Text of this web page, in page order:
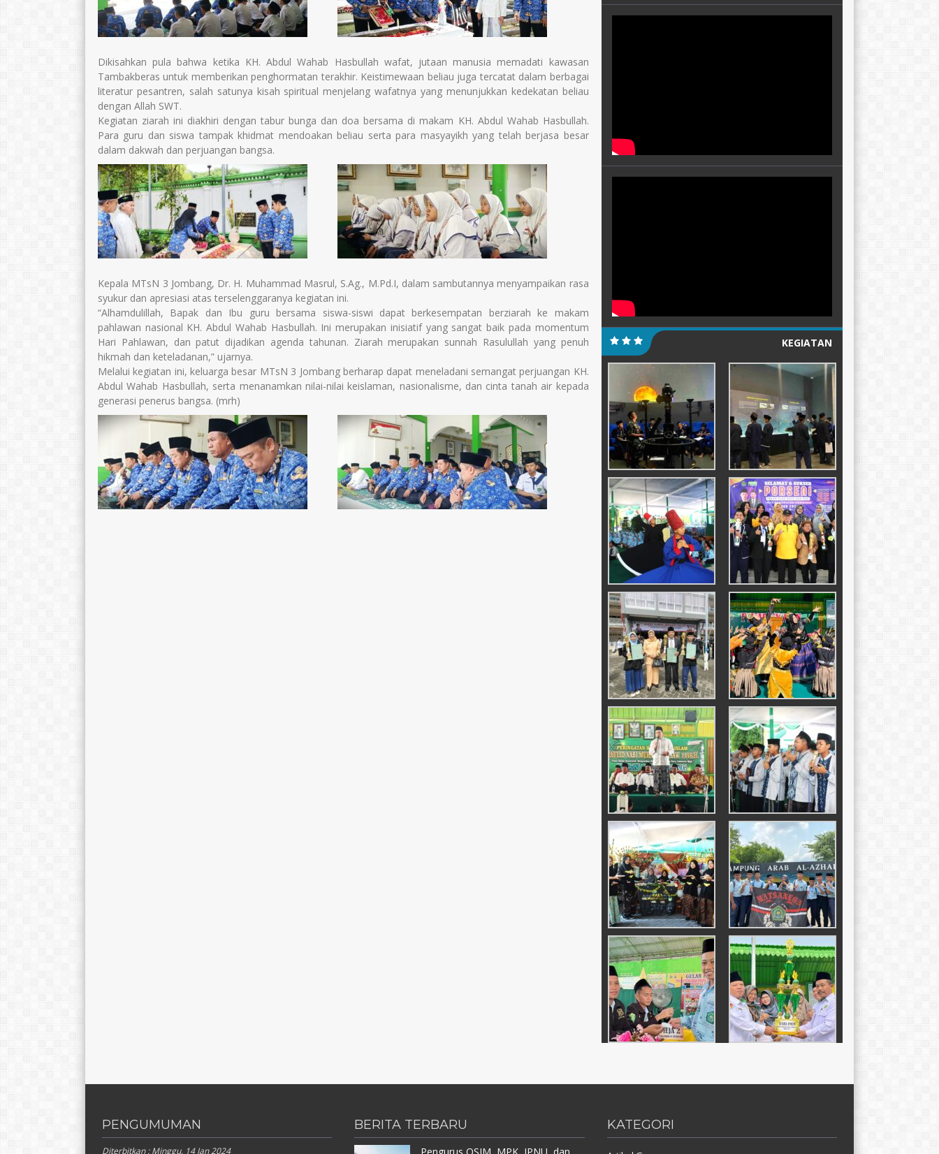
Dikisahkan pula bahwa ketika KH. Abdul Wahab Hasbullah wafat, jutaan manusia memadati kawasan
Tambakberas untuk memberikan penghormatan terakhir. Keistimewaan beliau juga tercatat dalam berbagai
literatur pesantren, salah satunya kisah spiritual menjelang wafatnya yang menunjukkan kedekatan beliau
dengan Allah SWT.
Kegiatan ziarah ini diakhiri dengan tabur bunga dan doa bersama di makam KH. Abdul Wahab Hasbullah.
Para guru dan siswa tampak khidmat mendoakan beliau serta para masyayikh yang telah berjasa besar
dalam dakwah dan perjuangan bangsa.
Kepala MTsN 3 Jombang, Dr. H. Muhammad Masrul, S.Ag., M.Pd.I, dalam sambutannya menyampaikan rasa
syukur dan apresiasi atas terselenggaranya kegiatan ini.
“Alhamdulillah, Bapak dan Ibu guru bersama siswa-siswi dapat berkesempatan berziarah ke makam
pahlawan nasional KH. Abdul Wahab Hasbullah. Ini merupakan inisiatif yang sangat baik pada momentum
Hari Pahlawan, dan patut dijadikan agenda tahunan. Ziarah merupakan sunnah Rasulullah yang penuh
hikmah dan keteladanan,” ujarnya.
Melalui kegiatan ini, keluarga besar MTsN 3 Jombang berharap dapat meneladani semangat perjuangan KH.
Abdul Wahab Hasbullah, serta menanamkan nilai-nilai keislaman, nasionalisme, dan cinta tanah air kepada
generasi penerus bangsa. (mrh)
KEGIATAN
PENGUMUMAN
Diterbitkan :Minggu, 14 Jan 2024
BERITA TERBARU KATEGORI